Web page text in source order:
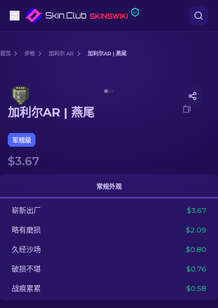
狙击步枪
匕首
手套
其他
首页 步枪 加利尔 AR 加利尔AR | 燕尾
加利尔AR | 燕尾
军规级
$3.67
常规外观
崭新出厂 $3.67
略有磨损 $2.09
久经沙场 $0.80
破损不堪 $0.76
战痕累累 $0.58